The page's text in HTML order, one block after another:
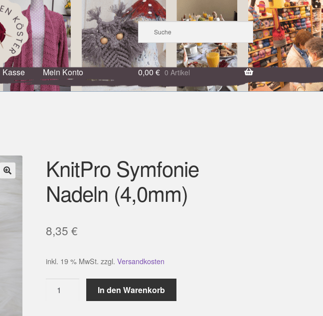
Kasse Mein Konto 0,00 € 0 Artikel
KnitPro Symfonie
Nadeln (4,0mm)
8,35 €
inkl. 19 % MwSt. zzgl. Versandkosten
Symfonie
In den Warenkorb